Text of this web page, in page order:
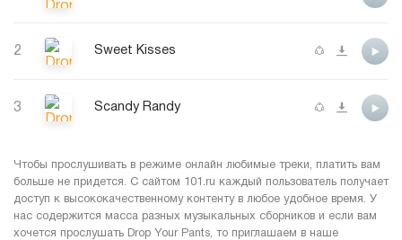
2 Sweet Kisses
3 Scandy Randy
Чтобы прослушивать в режиме онлайн любимые треки, платить вам
больше не придется. С сайтом 101.ru каждый пользователь получает
доступ к высококачественному контенту в любое удобное время. У
нас содержится масса разных музыкальных сборников и если вам
хочется прослушать Drop Your Pants, то приглашаем в наше